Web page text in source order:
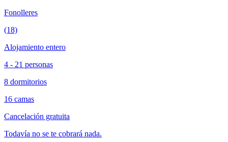
Fonolleres
(18)
Alojamiento entero
4 - 21 personas
8 dormitorios
16 camas
Cancelación gratuita
Todavía no se te cobrará nada.